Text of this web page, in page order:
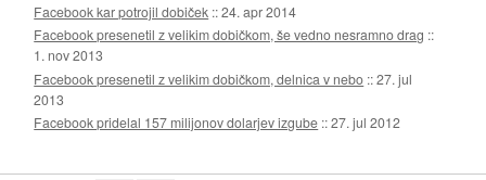
Facebook kar potrojil dobiček ::24. apr 2014
Facebook presenetil z velikim dobičkom, še vedno nesramno drag ::
1. nov 2013
Facebook presenetil z velikim dobičkom, delnica v nebo ::27. jul
2013
Facebook pridelal 157 milijonov dolarjev izgube ::27. jul 2012